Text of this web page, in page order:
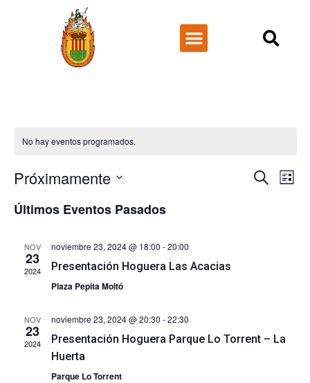
No hay eventos programados.
Buscar
Lista
Próximamente
fecha.
Últimos Eventos Pasados
NOV
23
2024
noviembre 23, 2024 @ 18:00 -20:00
Presentación Hoguera Las Acacias
Plaza Pepita Moltó
NOV
23
2024
noviembre 23, 2024 @ 20:30 -22:30
Presentación Hoguera Parque Lo Torrent – La
Huerta
Parque Lo Torrent